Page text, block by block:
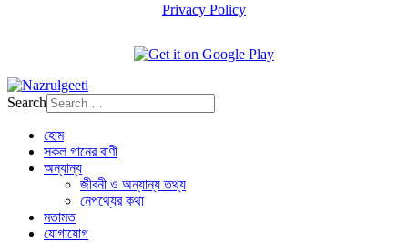
Privacy Policy
Search
হোম
সকল গানের বাণী
অন্যান্য
জীবনী ও অন্যান্য তথ্য
নেপথ্যের কথা
মতামত
যোগাযোগ